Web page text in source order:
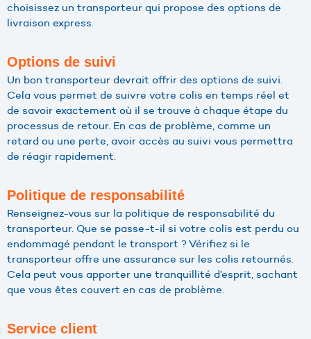
choisissez un transporteur qui propose des options de
livraison express.
Options de suivi
Un bon transporteur devrait offrir des options de suivi.
Cela vous permet de suivre votre colis en temps réel et
de savoir exactement où il se trouve à chaque étape du
processus de retour. En cas de problème, comme un
retard ou une perte, avoir accès au suivi vous permettra
de réagir rapidement.
Politique de responsabilité
Renseignez-vous sur la politique de responsabilité du
transporteur. Que se passe-t-il si votre colis est perdu ou
endommagé pendant le transport ? Vérifiez si le
transporteur offre une assurance sur les colis retournés.
Cela peut vous apporter une tranquillité d’esprit, sachant
que vous êtes couvert en cas de problème.
Service client